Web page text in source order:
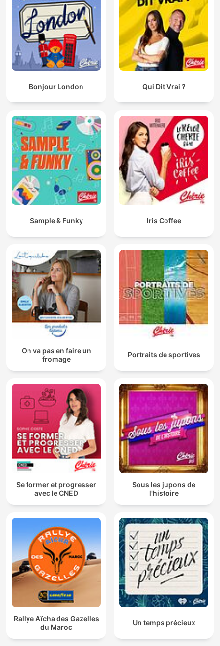
Bonjour London Qui Dit Vrai ?
Sample & Funky Iris Coffee
On va pas en faire un
fromage
Portraits de sportives
Se former et progresser
avec le CNED
Sous les jupons de
l'histoire
Rallye Aïcha des Gazelles
du Maroc
Un temps précieux